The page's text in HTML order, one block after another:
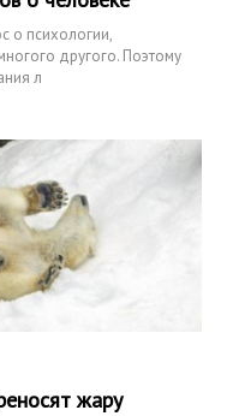
о психологии,
другого. Поэтому
л
жару